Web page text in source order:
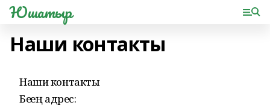
Юшатыр
Наши контакты
Наши контакты
Беҙҙең адрес: